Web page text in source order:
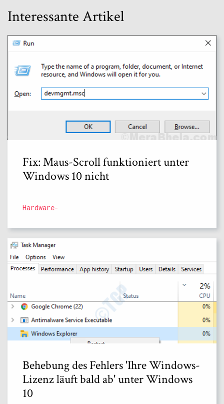
Interessante Artikel
Fix: Maus-Scroll funktioniert unter
Windows 10 nicht
Hardware-
Behebung des Fehlers 'Ihre Windows-
Lizenz läuft bald ab' unter Windows
10